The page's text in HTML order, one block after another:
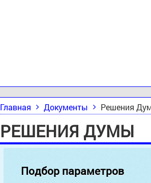
Главная Документы Решения
РЕШЕНИЯ ДУМЫ
Подбор параметров